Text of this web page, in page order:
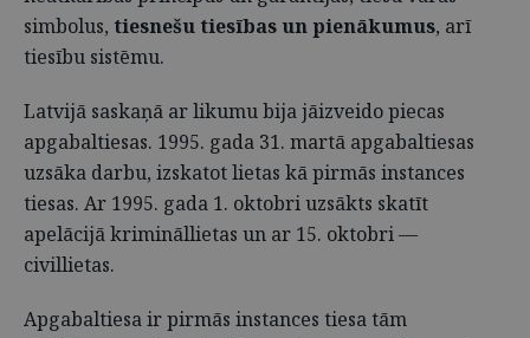
simbolus, tiesnešu tiesības un pienākumus, arī
tiesību sistēmu.
Latvijā saskaņā ar likumu bija jāizveido piecas
apgabaltiesas. 1995. gada 31. martā apgabaltiesas
uzsāka darbu, izskatot lietas kā pirmās instances
tiesas. Ar 1995. gada 1. oktobri uzsākts skatīt
apelācijā krimināllietas un ar 15. oktobri —
civillietas.
Apgabaltiesa ir pirmās instances tiesa tām